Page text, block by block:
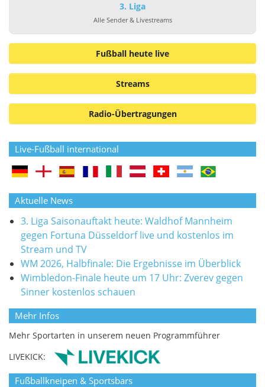
3. Liga
Alle Sender & Livestreams
Fußball heute live
Streams
Radio-Übertragungen
Live-Fußball international
Aktuelle News
3. Liga Saisonauftakt heute: Waldhof Mannheim
gegen Fortuna Düsseldorf live und kostenlos im
Stream und TV
WM 2026, Halbfinale: Die Ergebnisse im Überblick
Wimbledon-Finale heute um 17 Uhr: Zverev gegen
Sinner kostenlos schauen
Mehr Infos
Mehr Sportarten in unserem neuen Programmführer
LIVEKICK:
Fußballkneipen & Sportsbars